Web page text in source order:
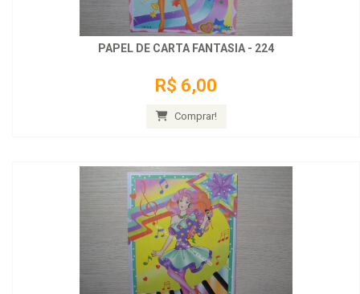
PAPEL DE CARTA FANTASIA - 224
R$ 6,00
Comprar!